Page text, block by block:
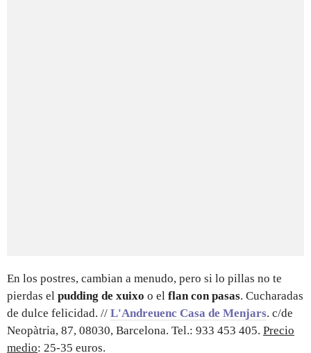
En los postres, cambian a menudo, pero si lo pillas no te
pierdas el pudding de xuixo o el flan con pasas. Cucharadas
de dulce felicidad. // L'Andreuenc Casa de Menjars. c/de
Neopàtria, 87, 08030, Barcelona. Tel.: 933 453 405. Precio
medio: 25-35 euros.